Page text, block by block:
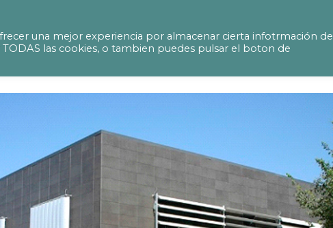
una mejor experiencia por almacenar cierta infotrmación de
las cookies, o tambien puedes pulsar el boton de